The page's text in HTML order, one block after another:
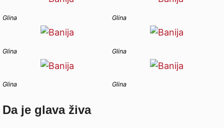
Glina Glina
Glina Glina
Glina Glina
Da je glava živa